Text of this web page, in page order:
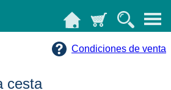
Condiciones de venta
cesta